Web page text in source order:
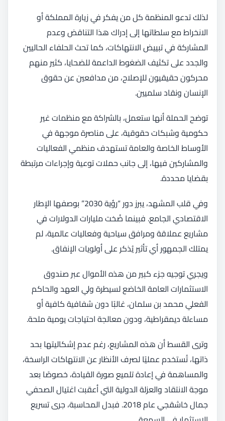
لذلك تدعو المنظمة كل من يفكر في زيارة المملكة أو
الانخراط مع سلطاتها إلى إدراك هذا التناقض وعدم
المشاركة في تبييض الانتهاكات، كما تحث الحلفاء الحاليين
والجدد على تكثيف الضغوط الداعمة للضحايا، كثير منهم
محركون حقيقيون للإصلاح، من مدافعين عن حقوق
الإنسان ونقاد سلميين.
توضح الحملة أنها ستعمل، بالشراكة مع منظمات غير
حكومية وشبكات حقوقية، على مناصرة موجهة في
الأوساط الخاصة والعامة تستهدف منظمي الفعاليات
والمشاركين فيها، إلى جانب حملات توعية وإجراءات مرتبطة
بقضايا محددة.
وفي قلب المشهد، يبرز دور “رؤية 2030” بوصفها الإطار
الاقتصادي الجامع. فبينما ضُخت مليارات الدولارات في
مشاريع عملاقة ومرافق سياحية وفعاليات عالمية، لم
يمتلك الجمهور أي تأثير يُذكر على أولويات الإنفاق.
ويجري توجيه جزء كبير من هذه الأموال عبر صندوق
الاستثمارات العامة الخاضع لسيطرة ولي العهد والحاكم
الفعلي محمد بن سلمان، غالبًا دون شفافية كافية أو
مساءلة ديمقراطية، ودون معالجة احتياجات يومية ملحة.
وترى القسط أن هذه المشاريع، رغم عدم إشكاليتها بحد
ذاتها، تُستخدم عمليًا لصرف الأنظار عن الانتهاكات الراسخة،
والمساهمة في إعادة تلميع صورة القيادة، خصوصًا بعد
موجة الانتقاد والعزلة الدولية التي أعقبت اغتيال الصحفي
جمال خاشقجي عام 2018. فبدل المحاسبة، جرى تسريع